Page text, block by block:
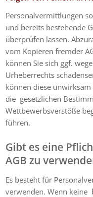
Personalvermittlungen
und bereits bestehende
überprüfen lassen.
vom Kopieren fremder
können Sie sich ggf.
Urheberrechts
können diese unwirksam
die gesetzlichen
Wettbewerbsverstöße
führen.
Gibt es eine
AGB zu
Es besteht für
verwenden. Wenn keine